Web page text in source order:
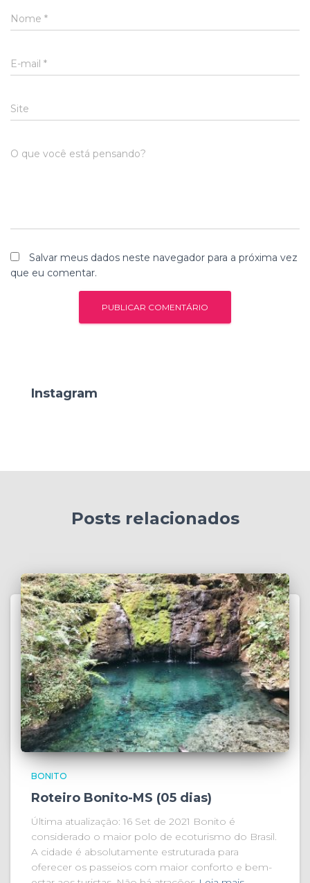
Nome *
E-mail *
Site
O que você está pensando?
Salvar meus dados neste navegador para a próxima vez
que eu comentar.
Instagram
Posts relacionados
BONITO
Roteiro Bonito-MS (05 dias)
Última atualização: 16 Set de 2021 Bonito é
considerado o maior polo de ecoturismo do Brasil.
A cidade é absolutamente estruturada para
oferecer os passeios com maior conforto e bem-